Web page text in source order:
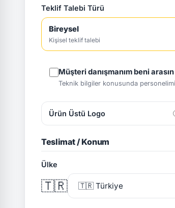
Teklif Talebi Türü
Bireysel
Kişisel teklif talebi
Müşteri danışmanım beni arasın
Teknik bilgiler konusunda
Ürün Üstü Logo
Teslimat / Konum
Ülke
🇹🇷